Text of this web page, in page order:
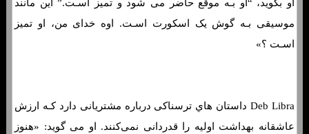
او بگوید، “او بـه موقع حاضر می شود و تمیز اسـت.” این مانند
موسیقی بـه گوش یک اسکورت اسـت. اوه خدای من، او تمیز
اسـت ؟»
Deb Libra داستان هاي‌ ترسناکی درباره مشتریانی دارد کـه ارزش
عاشقانه بهداشت اولیه را قدردانی نمی‌کنند. او می گوید: «هنوز